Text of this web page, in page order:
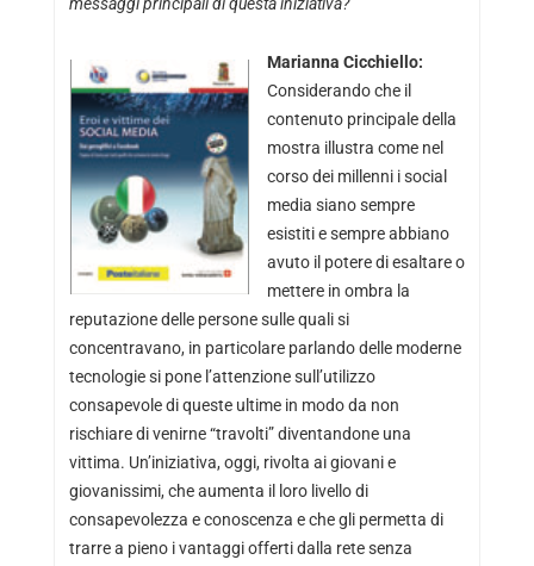
Marianna Cicchiello:
Considerando che il
contenuto principale della
mostra illustra come nel
corso dei millenni i social
media siano sempre
esistiti e sempre abbiano
avuto il potere di esaltare o
mettere in ombra la
reputazione delle persone sulle quali si
concentravano, in particolare parlando delle moderne
tecnologie si pone l’attenzione sull’utilizzo
consapevole di queste ultime in modo da non
rischiare di venirne “travolti” diventandone una
vittima. Un’iniziativa, oggi, rivolta ai giovani e
giovanissimi, che aumenta il loro livello di
consapevolezza e conoscenza e che gli permetta di
trarre a pieno i vantaggi offerti dalla rete senza